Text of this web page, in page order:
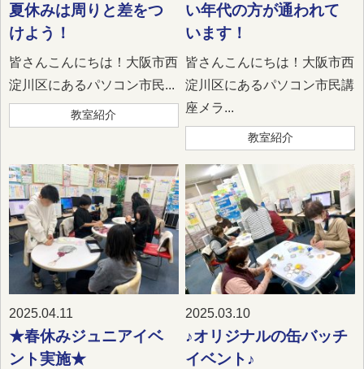
夏休みは周りと差をつ
けよう！
皆さんこんにちは！大阪市西
淀川区にあるパソコン市民...
教室紹介
い年代の方が通われて
います！
皆さんこんにちは！大阪市西
淀川区にあるパソコン市民講
座メラ...
教室紹介
2025.04.11
★春休みジュニアイベ
ント実施★
2025.03.10
♪オリジナルの缶バッチ
イベント♪